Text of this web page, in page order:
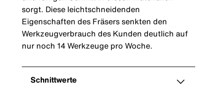
sorgt. Diese leichtschneidenden
Eigenschaften des Fräsers senkten den
Werkzeugverbrauch des Kunden deutlich auf
nur noch 14 Werkzeuge pro Woche.
Schnittwerte